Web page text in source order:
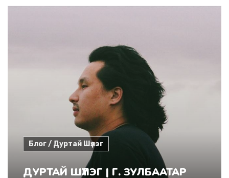
Блог / Дуртай Шүлэг
ДУРТАЙ ШҮЛЭГ | Г. ЗУЛБААТАР